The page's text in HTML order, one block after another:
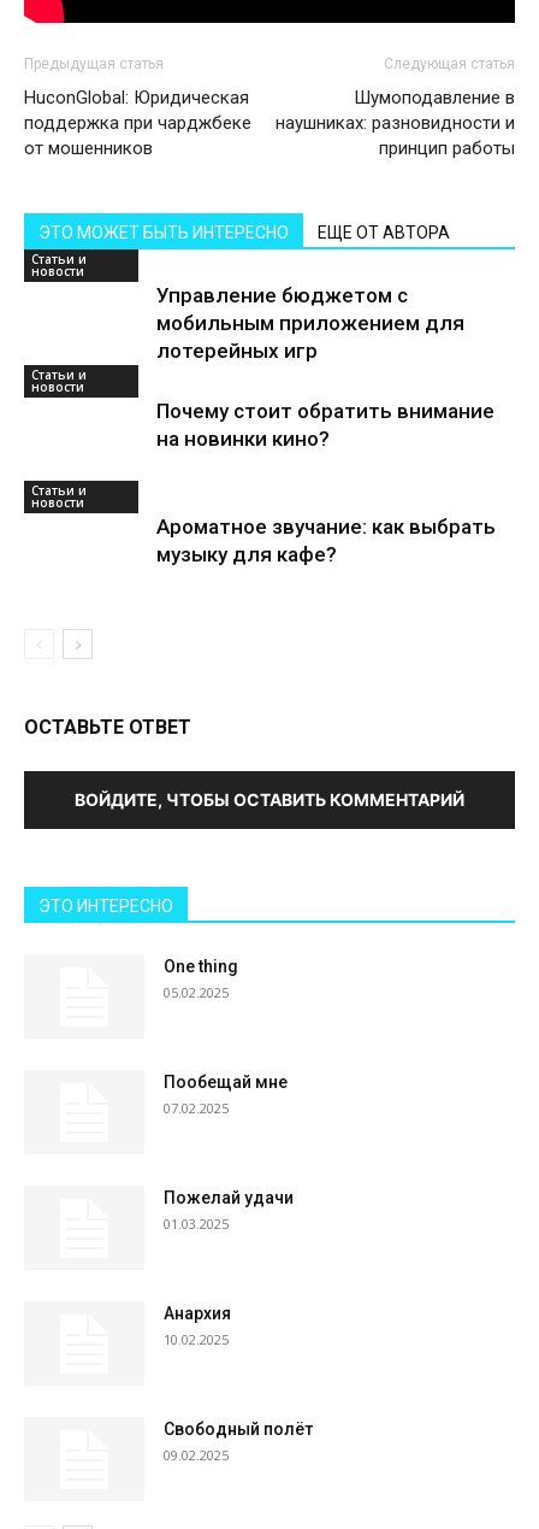
Предыдущая статья
HuconGlobal: Юридическая
поддержка при чарджбеке
от мошенников
Следующая статья
Шумоподавление в
наушниках: разновидности и
принцип работы
ЭТО МОЖЕТ БЫТЬ ИНТЕРЕСНО ЕЩЕ ОТ АВТОРА
Статьи и
новости
Управление бюджетом с
мобильным приложением для
лотерейных игр
Статьи и
новости
Почему стоит обратить внимание
на новинки кино?
Статьи и
новости
Ароматное звучание: как выбрать
музыку для кафе?
ОСТАВЬТЕ ОТВЕТ
ВОЙДИТЕ, ЧТОБЫ ОСТАВИТЬ КОММЕНТАРИЙ
ЭТО ИНТЕРЕСНО
One thing
05.02.2025
Пообещай мне
07.02.2025
Пожелай удачи
01.03.2025
Анархия
10.02.2025
Свободный полёт
09.02.2025